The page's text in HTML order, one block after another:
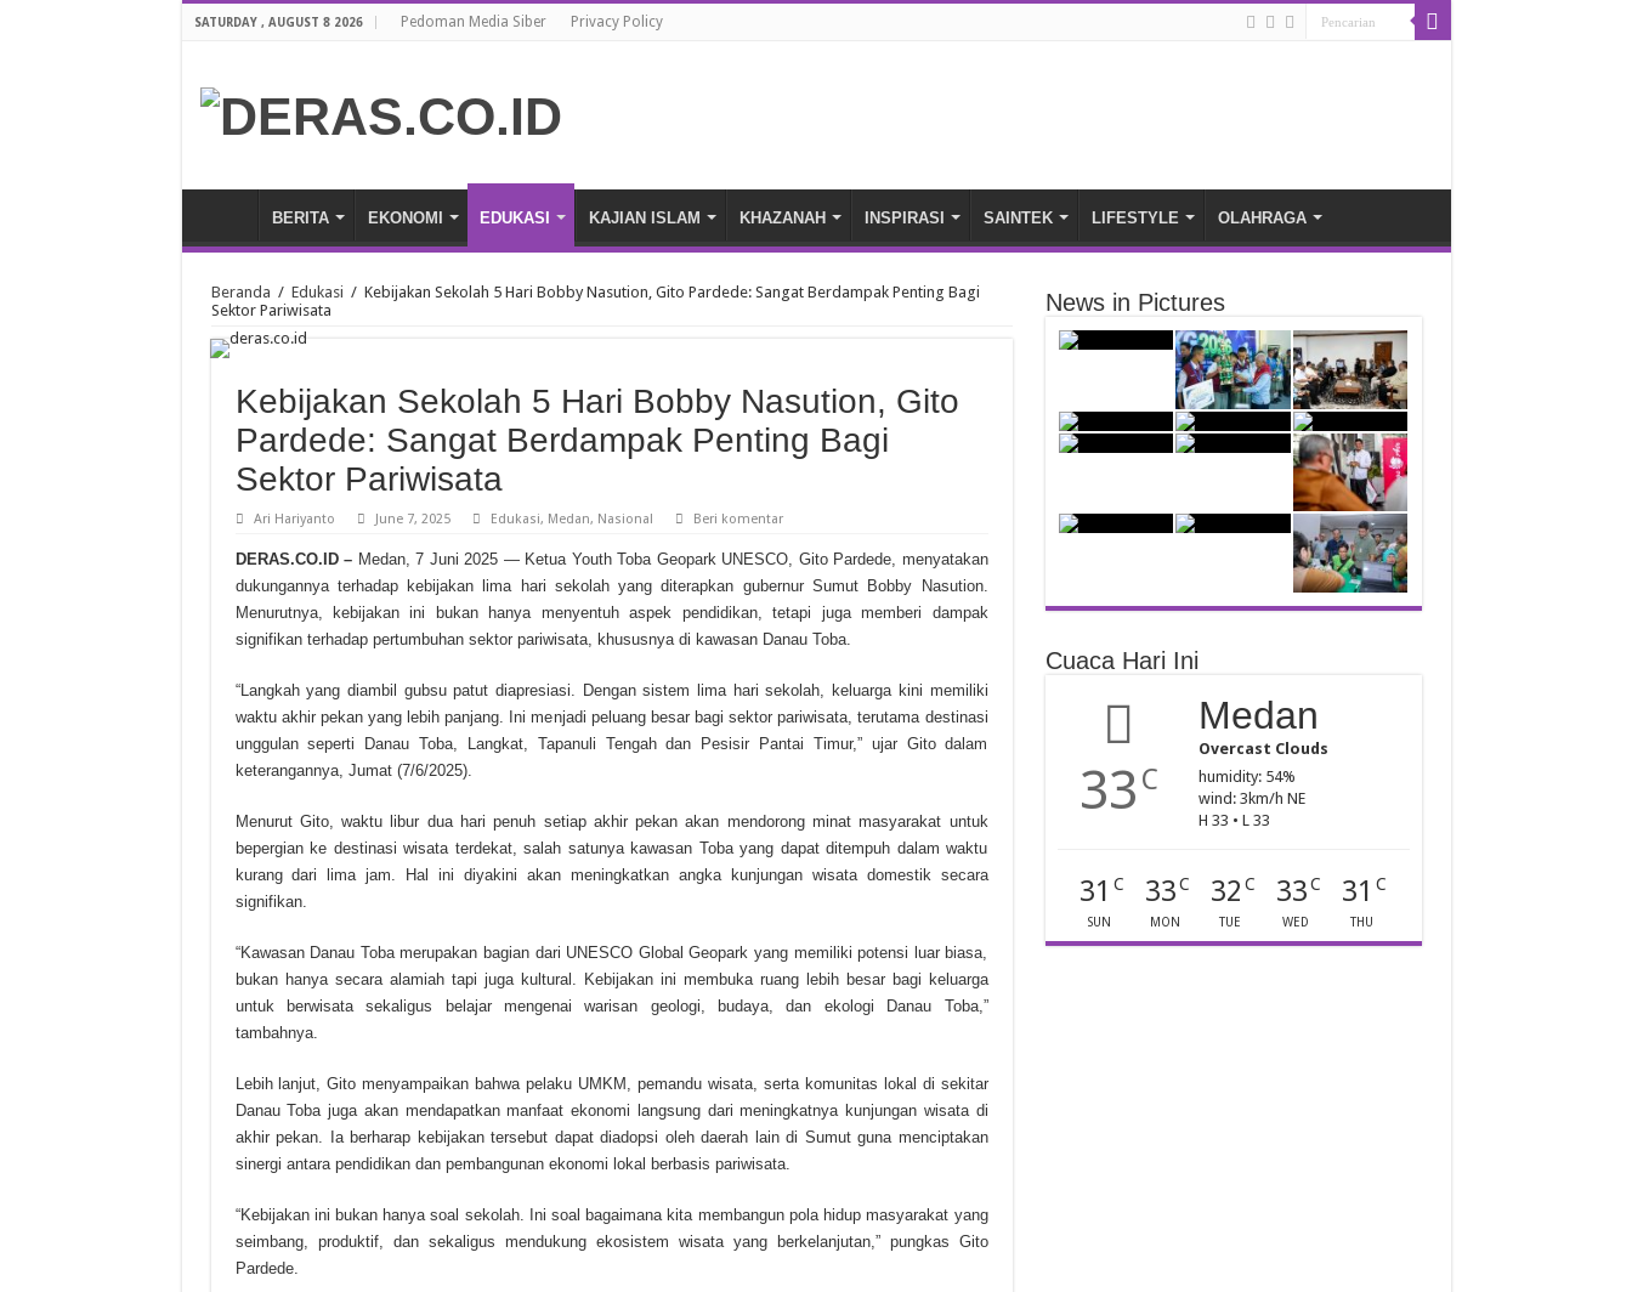
SATURDAY , AUGUST 8 2026 Pedoman Media Siber Privacy Policy
BERITA EKONOMI EDUKASI KAJIAN ISLAM KHAZANAH INSPIRASI SAINTEK LIFESTYLE OLAHRAGA
Beranda / Edukasi / Kebijakan Sekolah 5 Hari Bobby Nasution, Gito Pardede: Sangat Berdampak Penting Bagi
Sektor Pariwisata
Kebijakan Sekolah 5 Hari Bobby Nasution, Gito
Pardede: Sangat Berdampak Penting Bagi
Sektor Pariwisata
Ari Hariyanto June 7, 2025 Edukasi, Medan, Nasional Beri komentar
DERAS.CO.ID – Medan, 7 Juni 2025 — Ketua Youth Toba Geopark UNESCO, Gito Pardede, menyatakan
dukungannya terhadap kebijakan lima hari sekolah yang diterapkan gubernur Sumut Bobby Nasution.
Menurutnya, kebijakan ini bukan hanya menyentuh aspek pendidikan, tetapi juga memberi dampak
signifikan terhadap pertumbuhan sektor pariwisata, khususnya di kawasan Danau Toba.
“Langkah yang diambil gubsu patut diapresiasi. Dengan sistem lima hari sekolah, keluarga kini memiliki
waktu akhir pekan yang lebih panjang. Ini menjadi peluang besar bagi sektor pariwisata, terutama destinasi
unggulan seperti Danau Toba, Langkat, Tapanuli Tengah dan Pesisir Pantai Timur,” ujar Gito dalam
keterangannya, Jumat (7/6/2025).
Menurut Gito, waktu libur dua hari penuh setiap akhir pekan akan mendorong minat masyarakat untuk
bepergian ke destinasi wisata terdekat, salah satunya kawasan Toba yang dapat ditempuh dalam waktu
kurang dari lima jam. Hal ini diyakini akan meningkatkan angka kunjungan wisata domestik secara
signifikan.
“Kawasan Danau Toba merupakan bagian dari UNESCO Global Geopark yang memiliki potensi luar biasa,
bukan hanya secara alamiah tapi juga kultural. Kebijakan ini membuka ruang lebih besar bagi keluarga
untuk berwisata sekaligus belajar mengenai warisan geologi, budaya, dan ekologi Danau Toba,”
tambahnya.
Lebih lanjut, Gito menyampaikan bahwa pelaku UMKM, pemandu wisata, serta komunitas lokal di sekitar
Danau Toba juga akan mendapatkan manfaat ekonomi langsung dari meningkatnya kunjungan wisata di
akhir pekan. Ia berharap kebijakan tersebut dapat diadopsi oleh daerah lain di Sumut guna menciptakan
sinergi antara pendidikan dan pembangunan ekonomi lokal berbasis pariwisata.
“Kebijakan ini bukan hanya soal sekolah. Ini soal bagaimana kita membangun pola hidup masyarakat yang
seimbang, produktif, dan sekaligus mendukung ekosistem wisata yang berkelanjutan,” pungkas Gito
Pardede.
News in Pictures
Cuaca Hari Ini
33 C
Medan
Overcast Clouds
humidity: 54%
wind: 3km/h NE
H 33 • L 33
31 C
SUN
33C
MON
32 C
TUE
33C
WED
31 C
THU